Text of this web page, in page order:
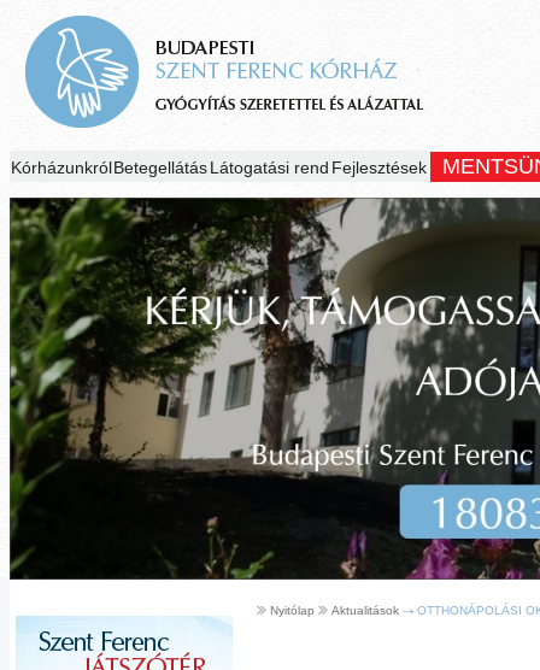
KórházunkrólBetegellátásLátogatási rend Fejlesztések
Nyitólap Aktualitások OTTHONÁPOLÁSI